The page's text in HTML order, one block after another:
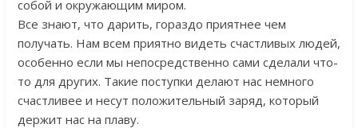
собой и окружающим миром.
Все знают, что дарить, гораздо приятнее чем
получать. Нам всем приятно видеть счастливых людей,
особенно если мы непосредственно сами сделали что-
то для других. Такие поступки делают нас немного
счастливее и несут положительный заряд, который
держит нас на плаву.